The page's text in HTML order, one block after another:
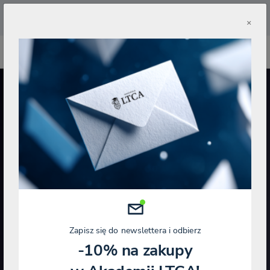
SZKOLENIE NAGRANIE
Rachunkowość od podstaw: Praktyka
(2 edycja)
Stan
prawny:
Katarzyna Trzpioła
Ekonomicznych
×
Zapisz się do newslettera i odbierz
-10% na zakupy